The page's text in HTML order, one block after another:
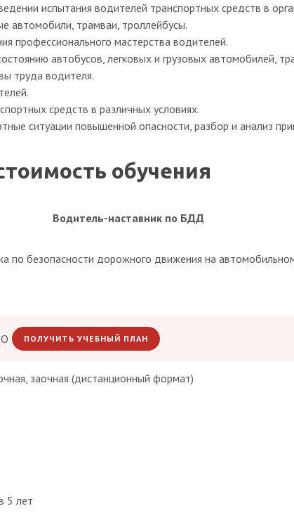
испытания водителей транспортных средств в
автомобили, трамваи, троллейбусы.
профессионального мастерства водителей.
автобусов, легковых и грузовых автомобилей,
труда водителя.
средств в различных условиях.
ситуации повышенной опасности, разбор и анализ
обучения
Водитель-наставник по БДД
по безопасности дорожного движения на
ПОЛУЧИТЬ УЧЕБНЫЙ ПЛАН
заочная (дистанционный формат)
5 лет